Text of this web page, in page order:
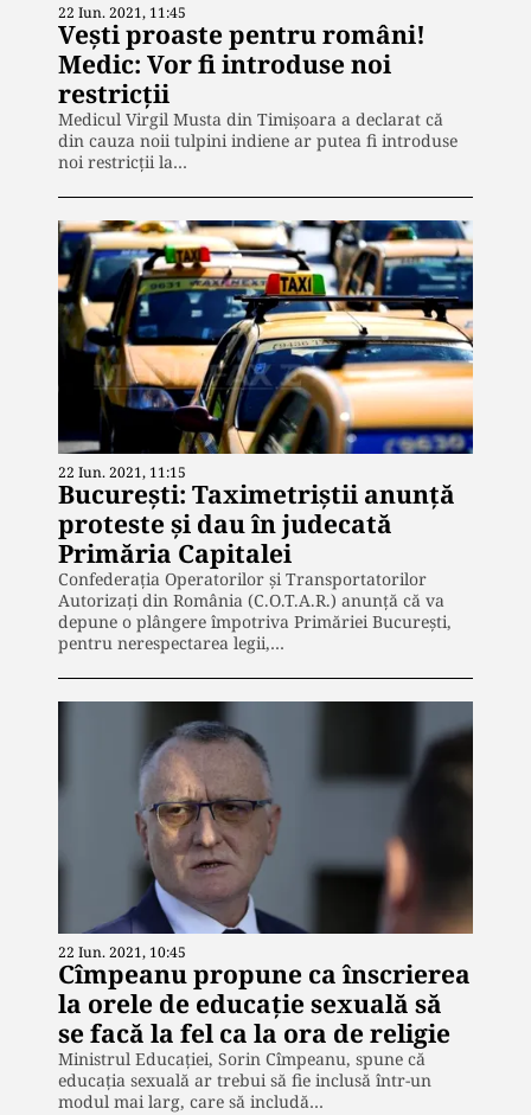
22 Iun. 2021, 11:45
Vești proaste pentru români!
Medic: Vor fi introduse noi
restricții
Medicul Virgil Musta din Timișoara a declarat că
din cauza noii tulpini indiene ar putea fi introduse
noi restricții la…
22 Iun. 2021, 11:15
București: Taximetriștii anunță
proteste și dau în judecată
Primăria Capitalei
Confederația Operatorilor și Transportatorilor
Autorizați din România (C.O.T.A.R.) anunță că va
depune o plângere împotriva Primăriei București,
pentru nerespectarea legii,…
22 Iun. 2021, 10:45
Cîmpeanu propune ca înscrierea
la orele de educație sexuală să
se facă la fel ca la ora de religie
Ministrul Educației, Sorin Cîmpeanu, spune că
educația sexuală ar trebui să fie inclusă într-un
modul mai larg, care să includă…